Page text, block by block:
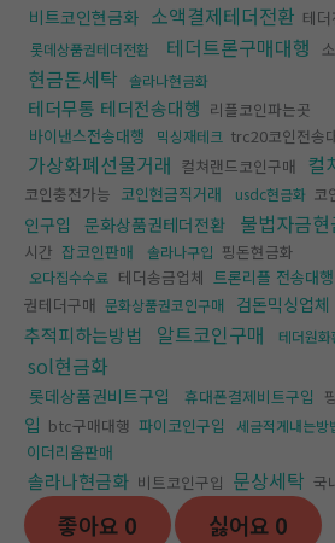
비트코인현금화 소액결제테더전환 테
롯데상품권테더전환 테더트론구매대행
현금돈세탁 솔라나현금화
테더무통 테더전송대행 리플코인파는곳
바이낸스전송대행
믹싱재테크 trc20코인전송
가상화폐선물거래 컬쳐랜드코인구매 컬
코인충전가능 코인현금직거래 usdc현금화 코
인구입
문화상품권테더전환 불법자금
시간 잡코인판매 솔라나구입 핑돈현금화
오다집수수료 테더송금업체 트론리플 전송대행
권테더구매 문화상품권코인구매 검돈믹싱업체
추적피하는방법
알트코인구매 테더원화
sol현금화
롯데상품권비트구입 휴대폰결제비트구입
입 btc구매대행 파이코인구입 세금적게내는방
이더리움판매
솔라나현금화 비트코인구입 문상세탁 국
좋아요 0 싫어요 0